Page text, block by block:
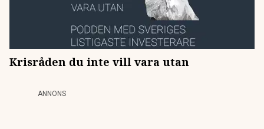
Krisråden du inte vill vara utan
ANNONS